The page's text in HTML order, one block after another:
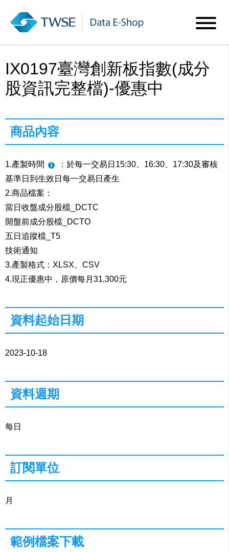
IX0197臺灣創新板指數(成分
股資訊完整檔)-優惠中
商品內容
1.產製時間
：於每一交易日15:30、16:30、17:30及審核
基準日到生效日每一交易日產生
2.商品檔案：
當日收盤成分股檔_DCTC
開盤前成分股檔_DCTO
五日追蹤檔_T5
技術通知
3.產製格式：XLSX、CSV
4.現正優惠中，原價每月31,300元
資料起始日期
2023-10-18
資料週期
每日
訂閱單位
月
範例檔案下載